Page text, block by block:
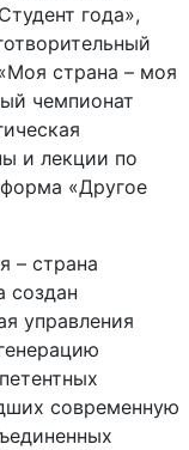
года»,
страна – моя
чемпионат
и лекции по
«Другое
– страна
создан
управления
современную